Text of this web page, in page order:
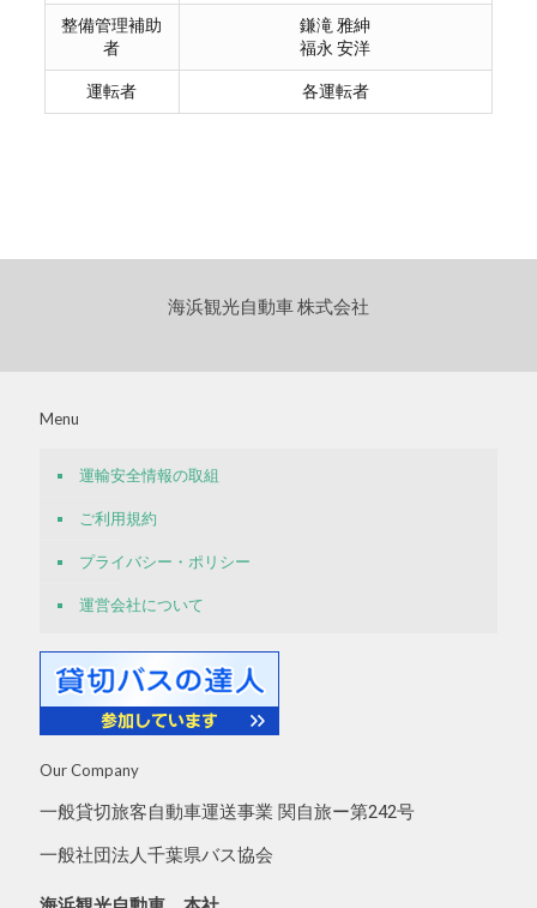
整備管理補助
者
鎌滝 雅紳
福永 安洋
運転者 各運転者
海浜観光自動車 株式会社
Menu
運輸安全情報の取組
ご利用規約
プライバシー・ポリシー
運営会社について
Our Company
一般貸切旅客自動車運送事業 関自旅ー第242号
一般社団法人千葉県バス協会